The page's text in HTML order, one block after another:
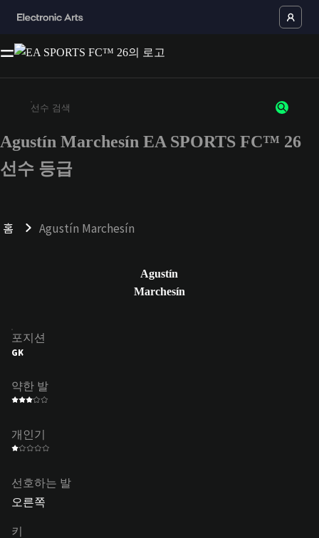
최소 3자 이상의 문자 또는 숫자를 입력하세요
Agustín Marchesín EA SPORTS FC™ 26
선수 등급
홈 Agustín Marchesín
Agustín
Marchesín
포지션
GK
약한 발
개인기
선호하는 발
오른쪽
키